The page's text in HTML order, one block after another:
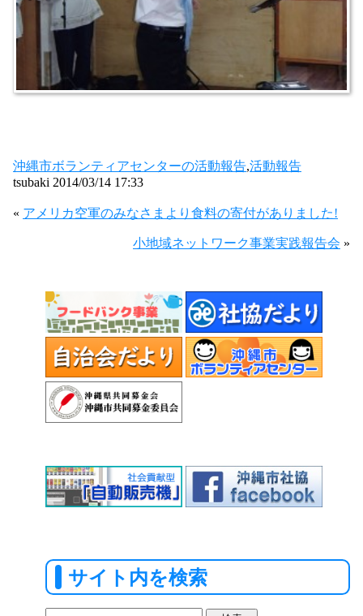
沖縄市ボランティアセンターの活動報告,活動報告
tsubaki 2014/03/14 17:33
« アメリカ空軍のみなさまより食料の寄付がありました!
小地域ネットワーク事業実践報告会 »
サイト内を検索